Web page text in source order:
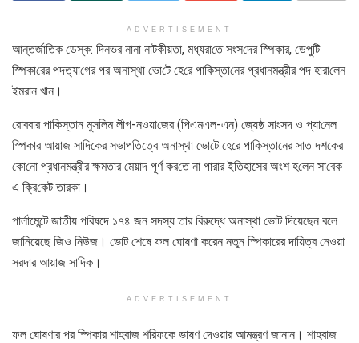
ADVERTISEMENT
আন্তর্জাতিক ডেস্ক: দিনভর নানা নাটকীয়তা, মধ্যরা‌তে সংস‌দের স্পিকার, ডেপু‌টি
স্পিকা‌রের পদত্যা‌গের পর অনাস্থা ভো‌টে হে‌রে পা‌কিস্তা‌নের প্রধানমন্ত্রীর পদ হারা‌লেন
ইমরান খান।
রোববার পা‌কিস্তান মুসলিম লী‌গ-নওয়া‌জের (পিএমএল-এন) জ্যেষ্ঠ সাংসদ ও প্যা‌নেল
স্পিকার আয়াজ সা‌দি‌কের সভাপ‌তি‌ত্বে অনাস্থা ভো‌টে হে‌রে পা‌কিস্তা‌নের সাত দশ‌কের
কো‌নো প্রধানমন্ত্রীর ক্ষমতার মেয়াদ পূর্ণ কর‌তে না পারার ইতিহাসের অংশ হ‌লেন সা‌বেক
এ ক্রি‌কেট তারকা।
পার্লামেন্টে জাতীয় পরিষদে ১৭৪ জন সদস্য তার বিরুদ্ধে অনাস্থা ভোট দিয়েছেন বলে
জানিয়েছে জিও নিউজ। ভোট শেষে ফল ঘোষণা করেন নতুন স্পিকারের দায়িত্ব নেওয়া
সরদার আয়াজ সাদিক।
ADVERTISEMENT
ফল ঘোষণার পর স্পিকার শাহবাজ শরিফকে ভাষণ দেওয়ার আমন্ত্রণ জানান। শাহবাজ